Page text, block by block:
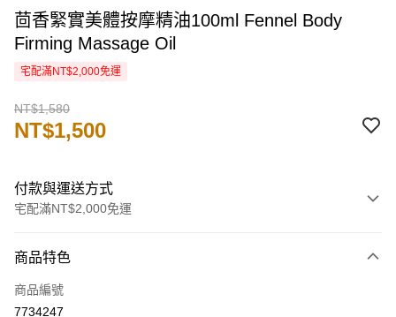
茴香緊實美體按摩精油100ml Fennel Body
Firming Massage Oil
宅配滿NT$2,000免運
NT$1,580
NT$1,500
付款與運送方式
宅配滿NT$2,000免運
信用卡一次付款
信用卡分期付款
商品特色
商品編號
7734247